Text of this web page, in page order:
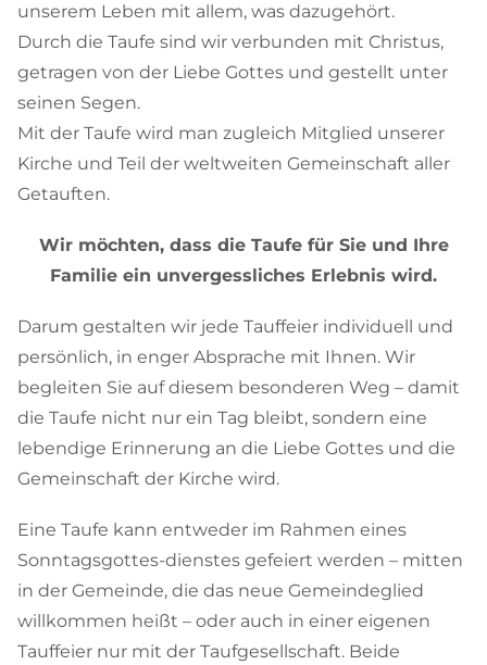
unserem Leben mit allem, was dazugehört.
Durch die Taufe sind wir verbunden mit Christus,
getragen von der Liebe Gottes und gestellt unter
seinen Segen.
Mit der Taufe wird man zugleich Mitglied unserer
Kirche und Teil der weltweiten Gemeinschaft aller
Getauften.
Wir möchten, dass die Taufe für Sie und Ihre
Familie ein unvergessliches Erlebnis wird.
Darum gestalten wir jede Tauffeier individuell und
persönlich, in enger Absprache mit Ihnen. Wir
begleiten Sie auf diesem besonderen Weg – damit
die Taufe nicht nur ein Tag bleibt, sondern eine
lebendige Erinnerung an die Liebe Gottes und die
Gemeinschaft der Kirche wird.
Eine Taufe kann entweder im Rahmen eines
Sonntagsgottes-dienstes gefeiert werden – mitten
in der Gemeinde, die das neue Gemeindeglied
willkommen heißt – oder auch in einer eigenen
Tauffeier nur mit der Taufgesellschaft. Beide